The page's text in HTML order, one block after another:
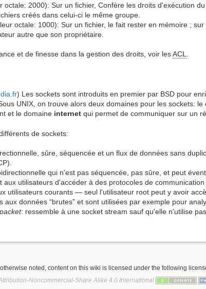
octale: 2000): Sur un fichier, Confère les droits d'exécution
créés dans celui-ci le même groupe.
octale: 1000): Sur un fichier, le fait rester en mémoire ;
autre que son propriétaire.
et de finesse dans la gestion des droits, voir lesACL.
) Les sockets sont introduits en premier par BSD pour
UNIX, on trouve alors deux domaines pour les sockets: le
et le domaine internet qui permet de communiquer sur un
de sockets:
sûre, séquencée et un flux de données sans
qui n'est pas séquencée, pas sûre, et peut
aux utilisateurs d'accéder à des protocoles de
utilisateurs courants — seul l'utilisateur root peut y avoir
aux données “brutes” et sont utilisées par exemple pour
: ressemble à une socket stream sauf qu'elle n'utilise
noted, content on this wiki is licensed under the following